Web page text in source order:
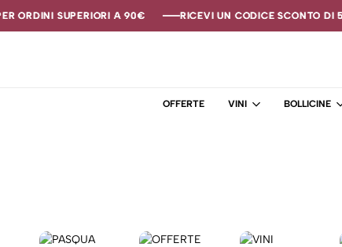
ORDINI SUPERIORI A 90€ RICEVI UN CODICE SCONTO DI
ORDINI SUPERIORI A 90€ RICEVI UN CODICE SCONTO DI
ORDINI SUPERIORI A 90€ RICEVI UN CODICE SCONTO DI
OFFERTE VINI BOLLICINE